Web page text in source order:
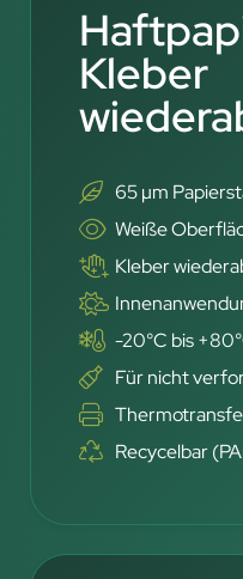
Kleber
65 µm
Weiße
Kleber
-20°C bis
Für nicht
Recycelbar